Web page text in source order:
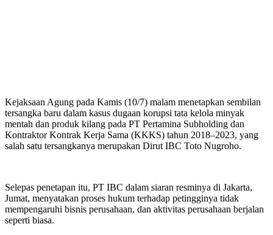
Kejaksaan Agung pada Kamis (10/7) malam menetapkan sembilan
tersangka baru dalam kasus dugaan korupsi tata kelola minyak
mentah dan produk kilang pada PT Pertamina Subholding dan
Kontraktor Kontrak Kerja Sama (KKKS) tahun 2018–2023, yang
salah satu tersangkanya merupakan Dirut IBC Toto Nugroho.
Selepas penetapan itu, PT IBC dalam siaran resminya di Jakarta,
Jumat, menyatakan proses hukum terhadap petingginya tidak
mempengaruhi bisnis perusahaan, dan aktivitas perusahaan berjalan
seperti biasa.